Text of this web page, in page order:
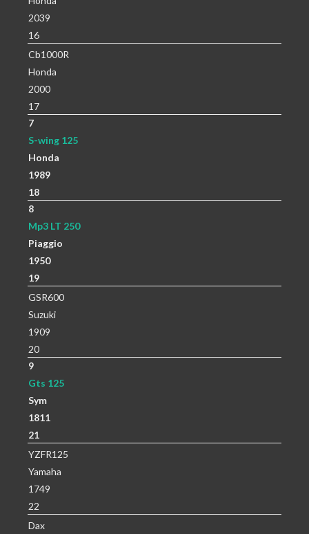
2039
16
Cb1000R
Honda
2000
17
7
S-wing 125
Honda
1989
18
8
Mp3 LT 250
Piaggio
1950
19
GSR600
Suzuki
1909
20
9
Gts 125
Sym
1811
21
YZFR125
Yamaha
1749
22
Dax